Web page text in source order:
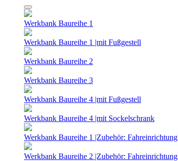
Werkbank Baureihe 1
Werkbank Baureihe 1 |mit Fußgestell
Werkbank Baureihe 2
Werkbank Baureihe 3
Werkbank Baureihe 4 |mit Fußgestell
Werkbank Baureihe 4 |mit Sockelschrank
Werkbank Baureihe 1 |Zubehör: Fahreinrichtung
Werkbank Baureihe 2 |Zubehör: Fahreinrichtung